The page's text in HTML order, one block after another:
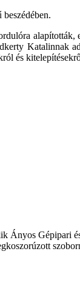
Katalinnak
és
Ányos Gépipari